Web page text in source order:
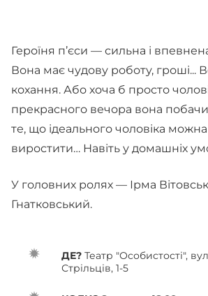
Героїня п’єси — сильна і
Вона має чудову роботу, гроші...
кохання. Або хоча б просто
прекрасного вечора вона
те, що ідеального чоловіка можна
виростити… Навіть у домашніх
У головних ролях — Ірма
Гнатковський.
ДЕ? Театр "Особистості",
Стрільців, 1-5